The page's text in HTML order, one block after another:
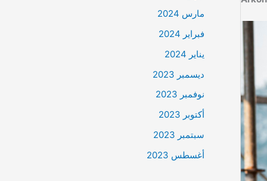
مارس 2024
فبراير 2024
يناير 2024
ديسمبر 2023
نوفمبر 2023
أكتوبر 2023
سبتمبر 2023
أغسطس 2023